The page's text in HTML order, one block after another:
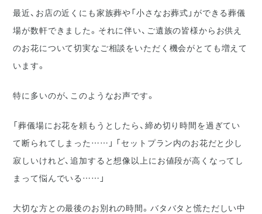
最近、お店の近くにも家族葬や「小さなお葬式」ができる葬儀
場が数軒できました。それに伴い、ご遺族の皆様からお供え
のお花について切実なご相談をいただく機会がとても増えて
います。
特に多いのが、このようなお声です。
「葬儀場にお花を頼もうとしたら、締め切り時間を過ぎてい
て断られてしまった……」 「セットプラン内のお花だと少し
寂しいけれど、追加すると想像以上にお値段が高くなってし
まって悩んでいる……」
大切な方との最後のお別れの時間。バタバタと慌ただしい中